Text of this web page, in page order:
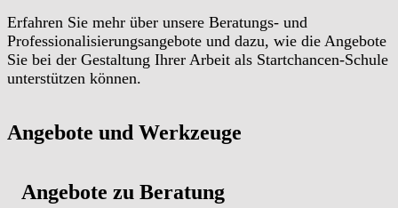
Erfahren Sie mehr über unsere Beratungs- und
Professionalisierungsangebote und dazu, wie die Angebote
Sie bei der Gestaltung Ihrer Arbeit als Startchancen-Schule
unterstützen können.
Angebote und Werkzeuge
Angebote zu Beratung